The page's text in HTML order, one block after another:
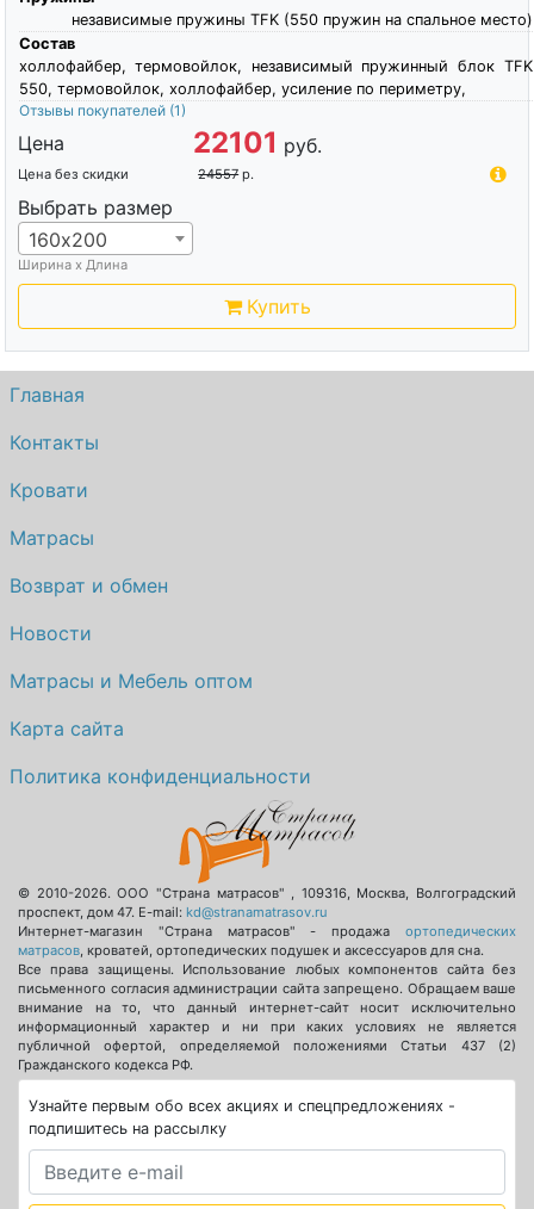
независимые пружины TFK (550 пружин на спальное место)
Состав
холлофайбер, термовойлок, независимый пружинный блок TFK
550, термовойлок, холлофайбер, усиление по периметру,
Отзывы покупателей (1)
Цена 22101 руб.
Цена без скидки 24557 р.
Выбрать размер
160х200
Ширина х Длина
Купить
Главная
Контакты
Кровати
Матрасы
Возврат и обмен
Новости
Матрасы и Мебель оптом
Карта сайта
Политика конфиденциальности
© 2010-2026.ООО "Страна матрасов" , 109316, Москва, Волгоградский
проспект, дом 47. E-mail: kd@stranamatrasov.ru
Интернет-магазин "Страна матрасов" - продажа ортопедических
матрасов, кроватей, ортопедических подушек и аксессуаров для сна.
Все права защищены. Использование любых компонентов сайта без
письменного согласия администрации сайта запрещено. Обращаем ваше
внимание на то, что данный интернет-сайт носит исключительно
информационный характер и ни при каких условиях не является
публичной офертой, определяемой положениями Статьи 437 (2)
Гражданского кодекса РФ.
Узнайте первым обо всех акциях и спецпредложениях -
подпишитесь на рассылку